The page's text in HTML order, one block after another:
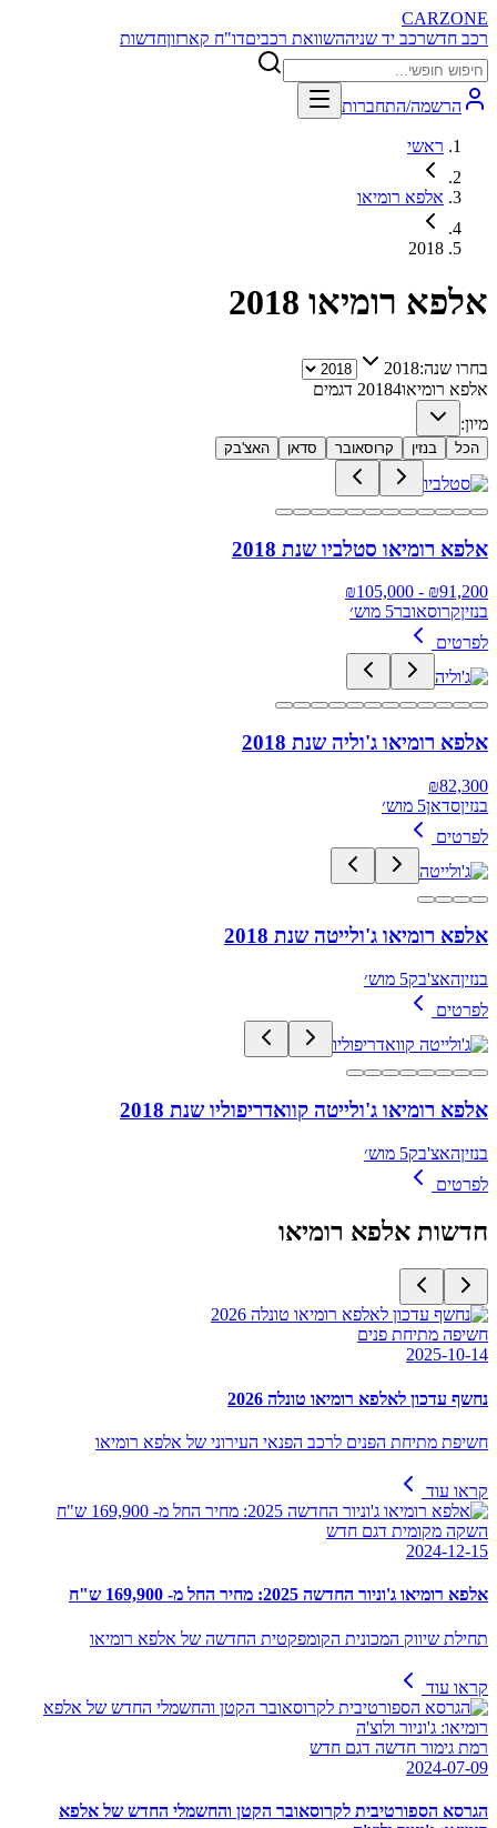
CARZONE
רכב חדשרכב יד שניההשוואת רכביםדו"ח קארזוןחדשות
הרשמה/התחברות
ראשי
אלפא רומיאו
2018
אלפא רומיאו 2018
בחרו שנה:2018
אלפא רומיאו 20184
דגמים
מיון:
הכל בנזין קרוסאובר סדאן האצ'בק
אלפא רומיאו סטלביו שנת 2018
₪91,200
- ₪
105,000
בנזיןקרוסאובר5 מוש׳
לפרטים
אלפא רומיאו ג'וליה שנת 2018
₪82,300
בנזיןסדאן5 מוש׳
לפרטים
אלפא רומיאו ג'ולייטה שנת 2018
בנזיןהאצ'בק5 מוש׳
לפרטים
אלפא רומיאו ג'ולייטה קוואדריפוליו שנת 2018
בנזיןהאצ'בק5 מוש׳
לפרטים
חדשות אלפא רומיאו
חשיפה מתיחת פנים
2025-10-14
נחשף עדכון לאלפא רומיאו טונלה 2026
חשיפת מתיחת הפנים לרכב הפנאי העירוני של אלפא רומיאו
קראו עוד
השקה מקומית דגם חדש
2024-12-15
אלפא רומיאו ג'וניור החדשה 2025: מחיר החל מ- 169,900 ש"ח
תחילת שיווק המכונית הקומפקטית החדשה של אלפא רומיאו
קראו עוד
רמת גימור חדשה דגם חדש
2024-07-09
הגרסא הספורטיבית לקרוסאובר הקטן והחשמלי החדש של אלפא